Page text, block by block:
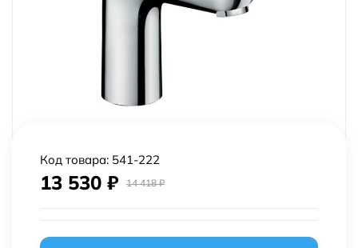
Код товара: 541-222
13 530 ₽ 14 418₽